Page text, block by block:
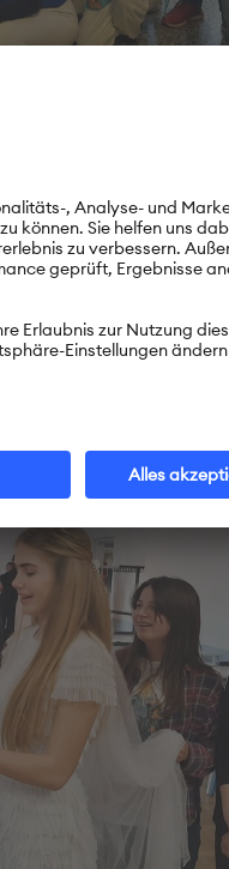
der
Nach dem Wettbewerb
waren auch sehr
Tag sprachen wir über
Lachen.